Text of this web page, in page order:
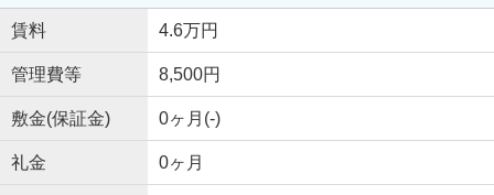
賃料 4.6万円
管理費等 8,500円
敷金(保証金) 0ヶ月(-)
礼金 0ヶ月